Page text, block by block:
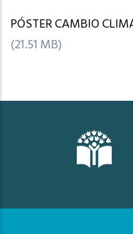
PÓSTER CAMBIO
(21.51 MB)